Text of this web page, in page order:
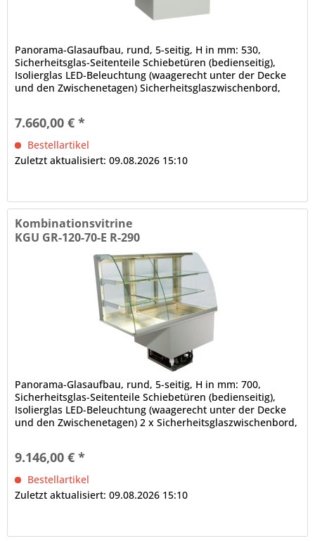
Panorama-Glasaufbau, rund, 5-seitig, H in mm: 530,
Sicherheitsglas-Seitenteile Schiebetüren (bedienseitig),
Isolierglas LED-Beleuchtung (waagerecht unter der Decke
und den Zwischenetagen) Sicherheitsglaszwischenbord,
offen elektronische Steuerung Digitalanzeige,...
7.660,00 € *
Bestellartikel
Zuletzt aktualisiert: 09.08.2026 15:10
Kombinationsvitrine
KGU GR-120-70-E R-290
Panorama-Glasaufbau, rund, 5-seitig, H in mm: 700,
Sicherheitsglas-Seitenteile Schiebetüren (bedienseitig),
Isolierglas LED-Beleuchtung (waagerecht unter der Decke
und den Zwischenetagen) 2 x Sicherheitsglaszwischenbord,
Innenwanne, ungekühlter Teil offen elektronische
Steuerung...
9.146,00 € *
Bestellartikel
Zuletzt aktualisiert: 09.08.2026 15:10